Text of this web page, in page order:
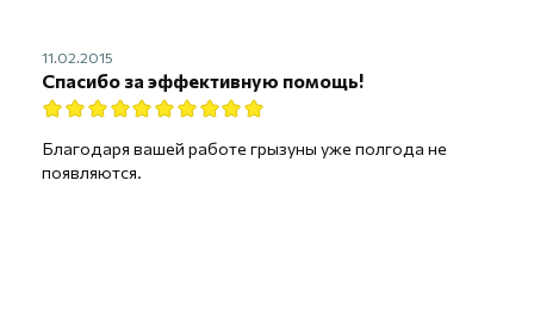
11.02.2015
Спасибо за эффективную помощь!
Благодаря вашей работе грызуны уже полгода не
появляются.